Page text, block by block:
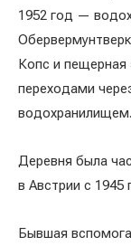
1952 год —
Копс и пещерная
переходами
водохранилищем.
Деревня была
в Австрии с 1945
Бывшая